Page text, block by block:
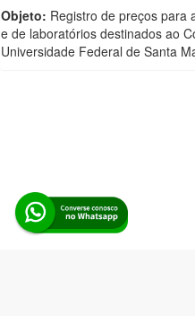
Objeto: Registro de preços para
e de laboratórios destinados ao
Universidade Federal de Santa